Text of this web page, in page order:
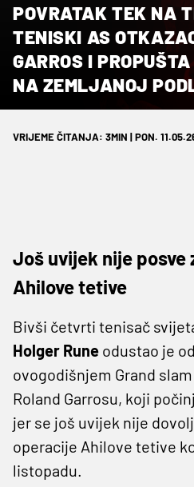
POVRATAK TEK NA
TENISKI AS
GARROS I
NA ZEMLJANOJ
VRIJEME ČITANJA: 3MIN | PON.
Još uvijek nije posve
Ahilove tetive
Bivši četvrti tenisač
Holger Rune odustao je
ovogodišnjem Grand
Roland Garrosu, koji
jer se još uvijek nije
operacije Ahilove tetive
listopadu.